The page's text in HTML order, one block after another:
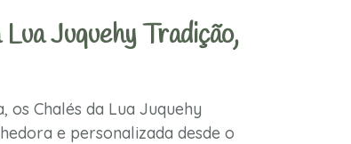
Juquehy Tradição,
os Chalés da Lua Juquehy
e personalizada desde o